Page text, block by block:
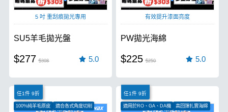
5 吋 重刮痕拋光專用
SU5羊毛拋光盤
$277 $308 5.0
有效提升漆面亮度
PW拋光海綿
$225 $250 5.0
任1件 9折
100%純羊毛原皮
適合各式角度切削
任1件 9折
適用於RO、GA、DA機
高回彈扎實海綿